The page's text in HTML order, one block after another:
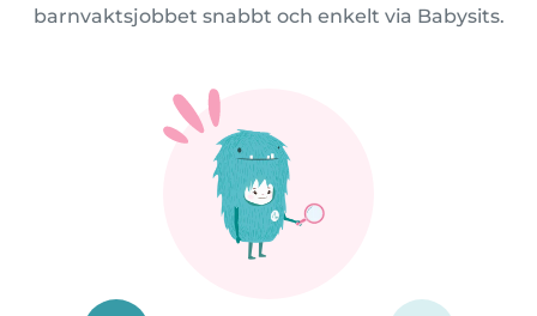
barnvaktsjobbet snabbt och enkelt via Babysits.